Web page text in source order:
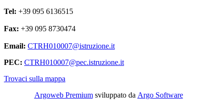
Tel: +39 095 6136515
Fax: +39 095 8730474
Email: CTRH010007@istruzione.it
PEC: CTRH010007@pec.istruzione.it
Trovaci sulla mappa
Argoweb Premiumsviluppato da Argo Software